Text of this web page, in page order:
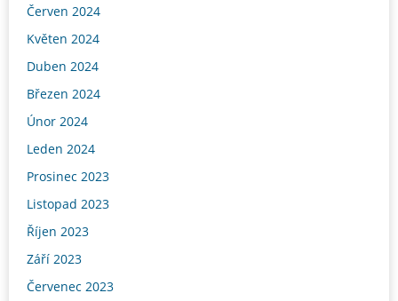
Červen 2024
Květen 2024
Duben 2024
Březen 2024
Únor 2024
Leden 2024
Prosinec 2023
Listopad 2023
Říjen 2023
Září 2023
Červenec 2023